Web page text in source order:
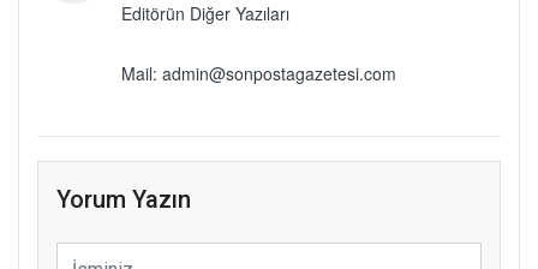
Editörün Diğer Yazıları
Mail: admin@sonpostagazetesi.com
Yorum Yazın